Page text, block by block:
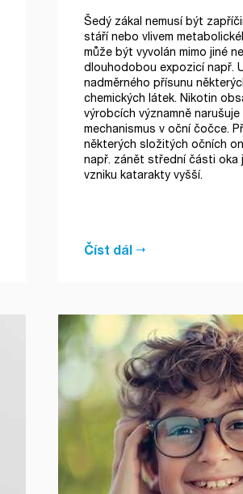
Šedý zákal nemusí být
stáří nebo vlivem
může být vyvolán mimo jiné
dlouhodobou expozicí např.
nadměrného přísunu
chemických látek. Nikotin
výrobcích významně
mechanismus v oční čočce.
některých složitých očních
např. zánět střední části
vzniku katarakty vyšší.
Číst dál